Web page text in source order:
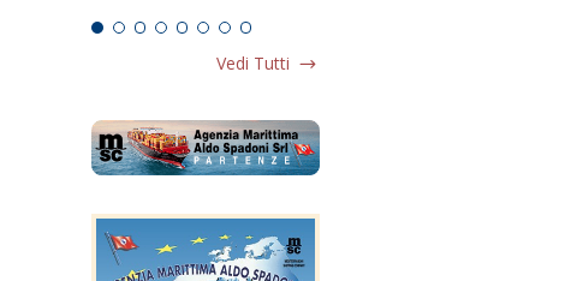
Vedi Tutti